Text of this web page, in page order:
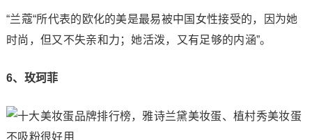
“兰蔻“所代表的欧化的美是最易被中国女性接受的，因为她
时尚，但又不失亲和力；她活泼，又有足够的内涵”。
6、玫珂菲